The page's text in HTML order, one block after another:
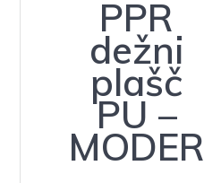
PPR
dežni
plašč
PU –
MODER